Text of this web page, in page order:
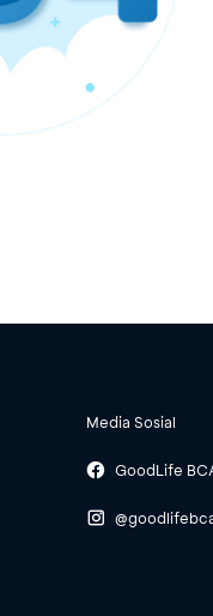
Media Sosial
GoodLife